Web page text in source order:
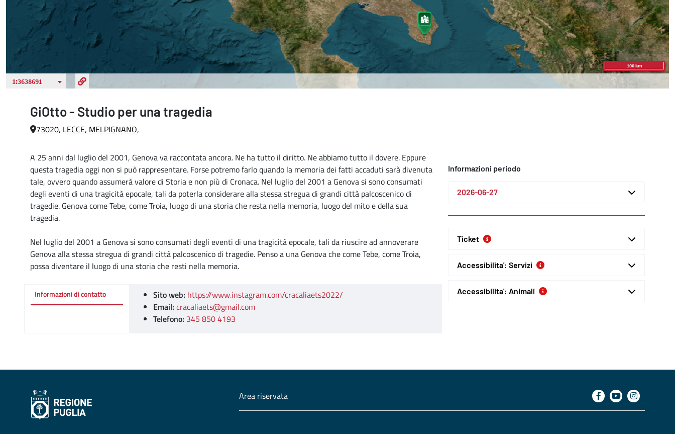
GiOtto - Studio per una tragedia
73020, LECCE, MELPIGNANO,
A 25 anni dal luglio del 2001, Genova va raccontata ancora. Ne ha tutto il diritto. Ne abbiamo tutto il dovere. Eppure
questa tragedia oggi non si può rappresentare. Forse potremo farlo quando la memoria dei fatti accaduti sarà divenuta
tale, ovvero quando assumerà valore di Storia e non più di Cronaca. Nel luglio del 2001 a Genova si sono consumati
degli eventi di una tragicità epocale, tali da poterla considerare alla stessa stregua di grandi città palcoscenico di
tragedie. Genova come Tebe, come Troia, luogo di una storia che resta nella memoria, luogo del mito e della sua
tragedia.
Nel luglio del 2001 a Genova si sono consumati degli eventi di una tragicità epocale, tali da riuscire ad annoverare
Genova alla stessa stregua di grandi città palcoscenico di tragedie. Penso a una Genova che come Tebe, come Troia,
possa diventare il luogo di una storia che resti nella memoria.
Informazioni di contatto Sito web: https://www.instagram.com/cracaliaets2022/
Email: cracaliaets@gmail.com
Telefono: 345 850 4193
Informazioni periodo
2026-06-27
Ticket
Accessibilita': Servizi
Accessibilita': Animali
Area riservata